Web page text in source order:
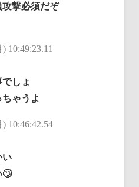
撃必須だぞ
10:49:23.11
しょ
ゃうよ
) 10:46:42.54
い
🙄